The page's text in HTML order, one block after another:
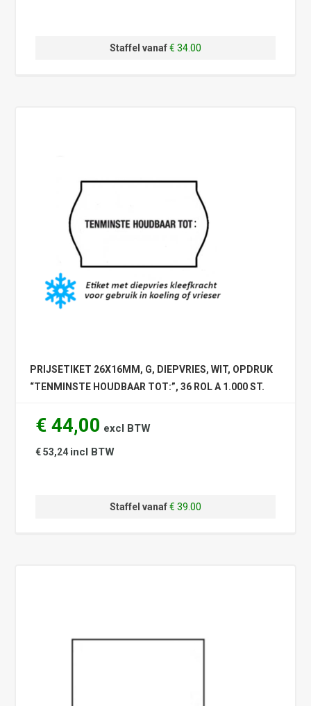
Staffel vanaf€ 34.00
PRIJSETIKET 26X16MM, G, DIEPVRIES, WIT, OPDRUK
“TENMINSTE HOUDBAAR TOT:”, 36 ROL A 1.000 ST.
€ 44,00 excl BTW
€ 53,24 incl BTW
Staffel vanaf€ 39.00